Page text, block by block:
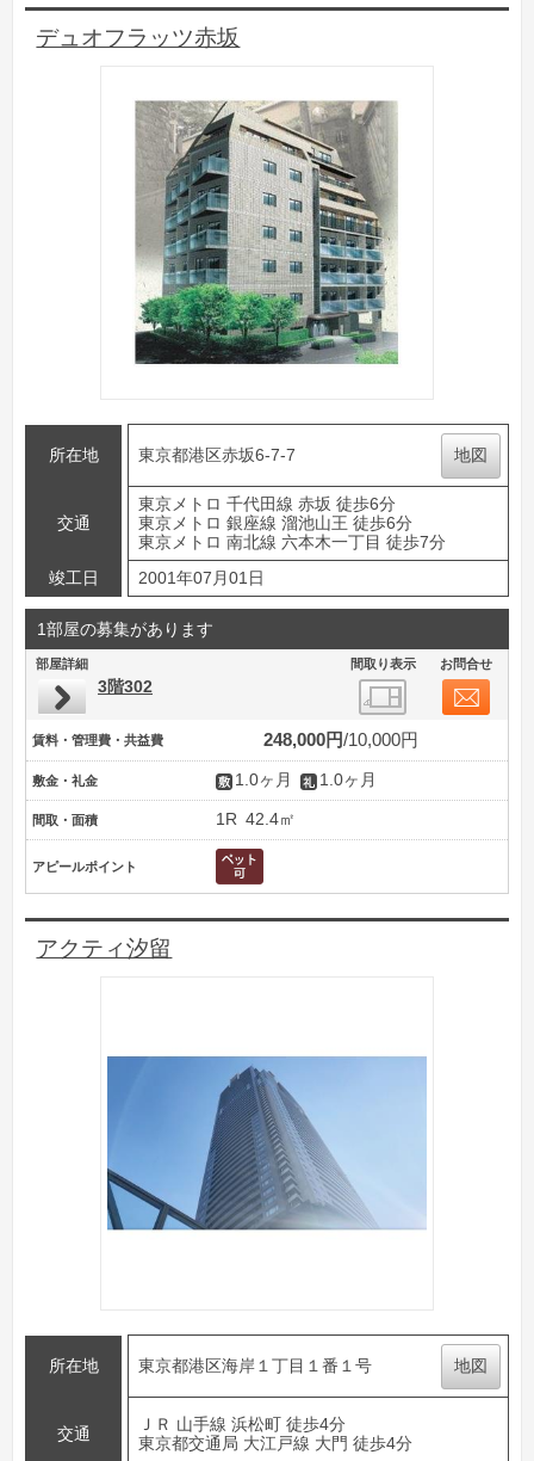
デュオフラッツ赤坂
所在地 東京都港区赤坂6-7-7 地図
交通
東京メトロ 千代田線 赤坂 徒歩6分
東京メトロ 銀座線 溜池山王 徒歩6分
東京メトロ 南北線 六本木一丁目 徒歩7分
竣工日
2001年07月01日
1部屋の募集があります
部屋詳細 間取り表示 お問合せ
3階302
賃料・管理費・共益費 248,000円 10,000円
敷金・礼金 1.0ヶ月 1.0ヶ月
間取・面積 1R 42.4㎡
アピールポイント
アクティ汐留
所在地 東京都港区海岸１丁目１番１号 地図
交通
ＪＲ 山手線 浜松町 徒歩4分
東京都交通局 大江戸線 大門 徒歩4分